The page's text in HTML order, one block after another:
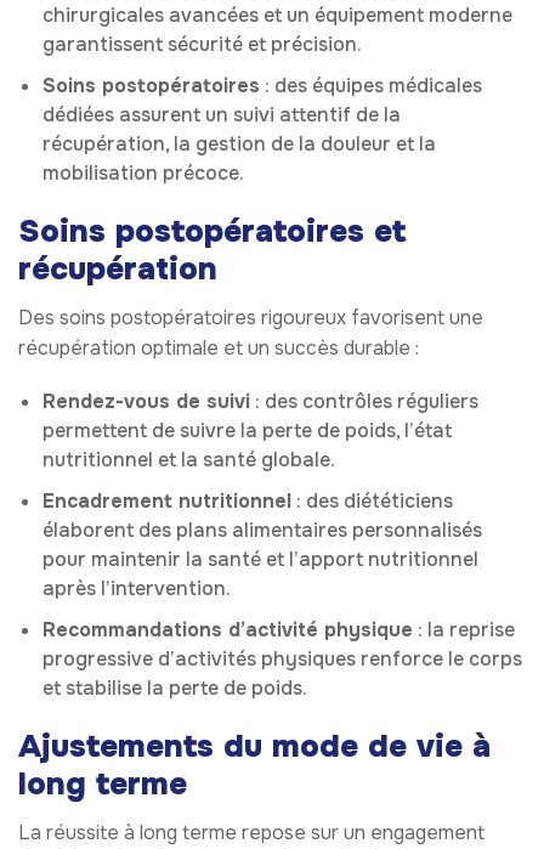
chirurgicales avancées et un équipement moderne
garantissent sécurité et précision.
Soins postopératoires : des équipes médicales
dédiées assurent un suivi attentif de la
récupération, la gestion de la douleur et la
mobilisation précoce.
Soins postopératoires et
récupération
Des soins postopératoires rigoureux favorisent une
récupération optimale et un succès durable :
Rendez-vous de suivi : des contrôles réguliers
permettent de suivre la perte de poids, l’état
nutritionnel et la santé globale.
Encadrement nutritionnel : des diététiciens
élaborent des plans alimentaires personnalisés
pour maintenir la santé et l’apport nutritionnel
après l’intervention.
Recommandations d’activité physique : la reprise
progressive d’activités physiques renforce le corps
et stabilise la perte de poids.
Ajustements du mode de vie à
long terme
La réussite à long terme repose sur un engagement